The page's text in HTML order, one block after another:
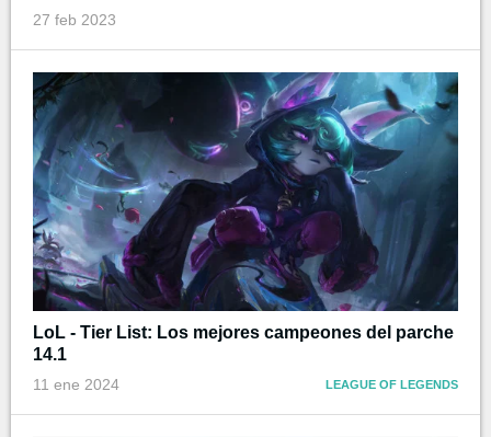
27 feb 2023
LoL - Tier List: Los mejores campeones del parche
14.1
11 ene 2024 LEAGUE OF LEGENDS